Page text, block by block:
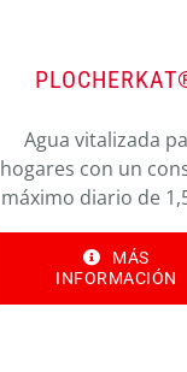
Agua vitalizada
hogares con un
máximo diario de
MÁS
INFORMACIÓN